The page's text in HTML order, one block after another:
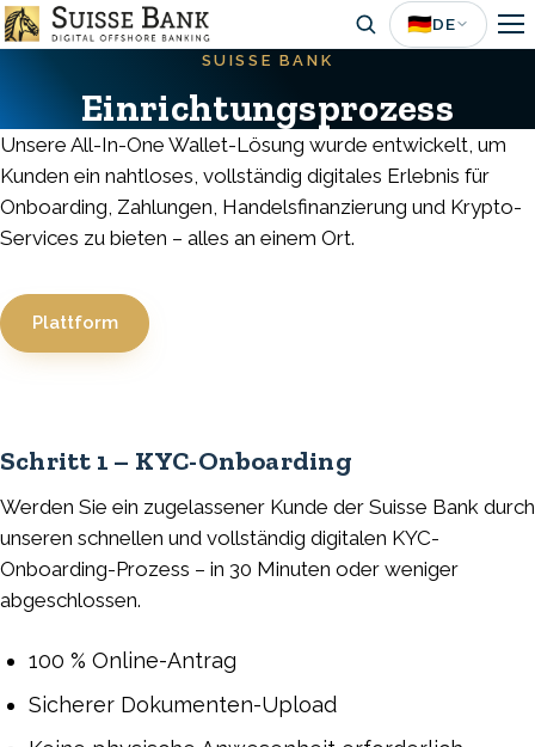
Skip
to
🇩🇪DE
SUISSE BANK
Einrichtungsprozess
Unsere All-In-One Wallet-Lösung wurde entwickelt, um
Kunden ein nahtloses, vollständig digitales Erlebnis für
Onboarding, Zahlungen, Handelsfinanzierung und Krypto-
Services zu bieten – alles an einem Ort.
Plattform
Schritt 1 – KYC-Onboarding
Werden Sie ein zugelassener Kunde der Suisse Bank durch
unseren schnellen und vollständig digitalen KYC-
Onboarding-Prozess – in 30 Minuten oder weniger
abgeschlossen.
100 % Online-Antrag
Sicherer Dokumenten-Upload